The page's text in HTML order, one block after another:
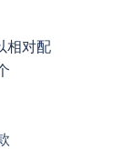
相对配